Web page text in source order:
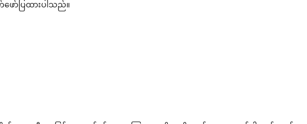
ော်ပြထားပါသည်။